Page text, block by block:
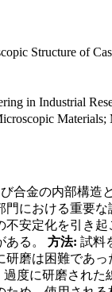
Structure of
in Industrial
Materials;
合金の内部構造
における重要
安定化を引き
ある。 方法: 試料
研磨は困難であ
過度に研磨された